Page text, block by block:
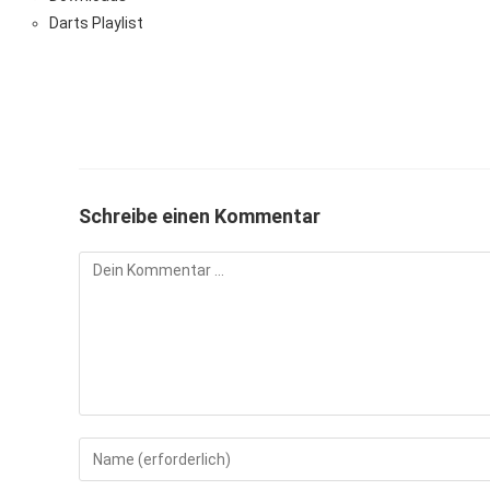
Darts Playlist
Schreibe einen Kommentar
Kommentieren
Gib
deinen